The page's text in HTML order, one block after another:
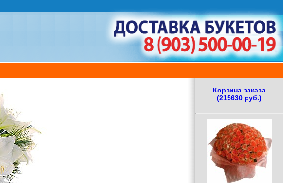
Корзина заказа
(215630 руб.)